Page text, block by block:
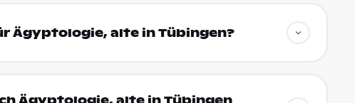
Ägyptologie, alte in Tübingen?